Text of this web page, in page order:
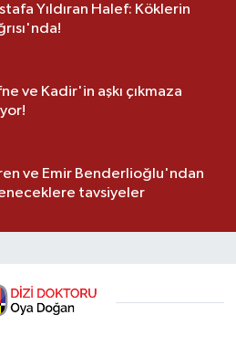
Yıldıran Halef: Köklerin
ve Kadir'in aşkı çıkmaza
ve Emir Benderlioğlu'ndan
tavsiyeler